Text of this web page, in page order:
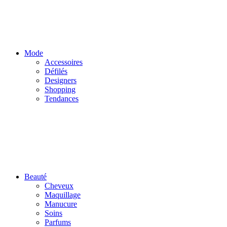
Mode
Accessoires
Défilés
Designers
Shopping
Tendances
Beauté
Cheveux
Maquillage
Manucure
Soins
Parfums